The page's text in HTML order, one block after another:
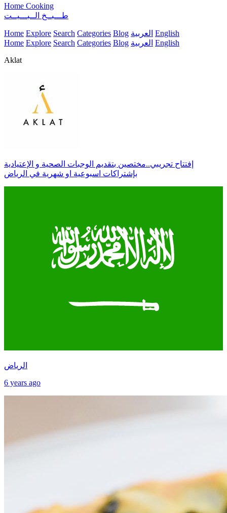
Home Cooking
طـــبــخ الــبـــيــت
Home Explore Search Categories Blog العربية English
Home Explore Search Categories Blog العربية English
Aklat
إفتتاح تجريبي..مختصين بتقديم الوجبات الصحية و الإعتيادية
بإشتراكات اسبوعية او شهرية في الرياض
الرياض
6 years ago